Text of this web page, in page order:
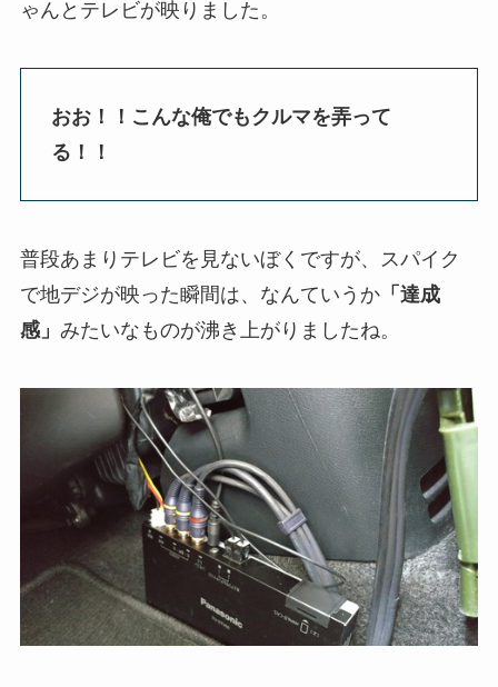
ゃんとテレビが映りました。
おお！！こんな俺でもクルマを弄って
る！！
普段あまりテレビを見ないぼくですが、スパイク
で地デジが映った瞬間は、なんていうか「達成
感」 みたいなものが沸き上がりましたね。